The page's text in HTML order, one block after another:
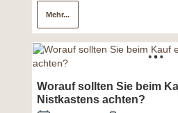
Mehr...
Worauf sollten Sie beim
Nistkastens achten?